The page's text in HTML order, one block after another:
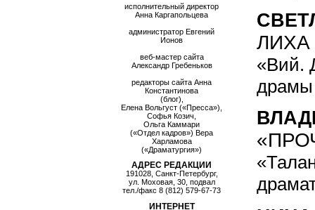
исполнительный директор
Анна Каргапольцева
администратор Евгений
Ионов
веб-мастер сайта
Александр Гребеньков
редакторы сайта Анна
Константинова
(блог),
Елена Вольгуст («Пресса»),
Софья Козич,
Ольга Каммари
(«Отдел кадров») Вера
Харламова
(«Драматургия»)
АДРЕС РЕДАКЦИИ
191028, Санкт-Петербург,
ул. Моховая, 30, подвал
тел./факс 8 (812) 579-67-73
ИНТЕРНЕТ
ЛИХА
«Вий.
драмы